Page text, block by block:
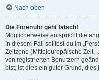
Nach oben
Die Forenuhr geht falsch!
Möglicherweise entspricht die
In diesem Fall solltest du im
Zeitzone (Mitteleuropäische Zeit,
von registrierten Benutzern
bist, ist dies ein guter Grund, dies